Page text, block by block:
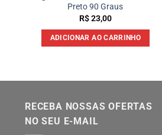
Preto 90 Graus
R$23,00
ADICIONAR AO CARRINHO
RECEBA NOSSAS OFERTAS
NO SEU E-MAIL